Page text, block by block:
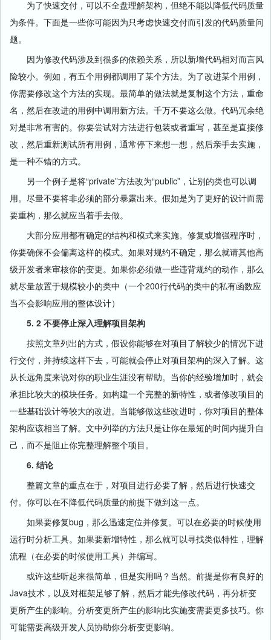
为了快速交付，可以不全盘理解架构，但绝不能以降低代码质量
为条件。下面是一些你可能因为只考虑快速交付而引发的代码质量问
题。
因为修改代码涉及到很多的依赖关系，所以新增代码相对而言风
险较小。例如，有五个用例都调用了某个方法。为了改进某个用例，
你需要修改这个方法的实现。最简单的做法就是复制这个方法，重命
名，然后在改进的用例中调用新方法。千万不要这么做。代码冗余绝
对是非常有害的。你要尝试对方法进行包装或者重写，甚至是直接修
改，然后重新测试所有用例，通常停下来想一想，然后亲手去实施，
是一种不错的方式。
另一个例子是将“private”方法改为“public”，让别的类也可以调
用。尽量不要将非必须的部分暴露出来。假如是为了更好的设计而需
要重构，那么就应当着手去做。
大部分应用都有确定的结构和模式来实施。修复或增强程序时，
你要确保不会偏离这样的模式。如果对规约不确定，那么就请其他高
级开发者来审核你的变更。如果你必须做一些违背规约的动作，那么
就尽量放置于规模较小的类中（一个200行代码的类中的私有函数应
当不会影响应用的整体设计）
5. 2 不要停止深入理解项目架构
按照文章列出的方式，假设你能够在对项目了解较少的情况下进
行交付，并持续这样下去，可能就会停止对项目架构的深入了解。这
从长远角度来说对你的职业生涯没有帮助。当你的经验增加时，就会
承担比较大的模块任务。如构建一个完整的新特性，或者修改项目的
一些基础设计等较大的改进。当能够做这些改进时，你对项目的整体
架构应该相当了解。文中列举的方法只是让你在最短的时间内提升自
己，而不是阻止你完整理解整个项目。
6. 结论
整篇文章的重点在于，对项目进行必要了解，然后进行快速交
付。你可以在不降低代码质量的前提下做到这一点。
如果要修复bug，那么迅速定位并修复。可以在必要的时候使用
运行时分析工具。如果要新增特性，那么就可以寻找类似特性，理解
流程（在必要的时候使用工具）并编写。
或许这些听起来很简单，但是实用吗？当然。前提是你有良好的
Java技术，以及对框架足够了解，然后才能先修改代码，再分析变
更所产生的影响。分析变更所产生的影响比实施变需要更多技巧。你
可能需要高级开发人员协助你分析变更影响。